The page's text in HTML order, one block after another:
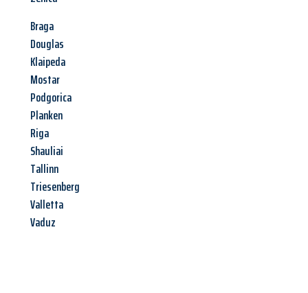
Braga
Douglas
Klaipeda
Mostar
Podgorica
Planken
Riga
Shauliai
Tallinn
Triesenberg
Valletta
Vaduz